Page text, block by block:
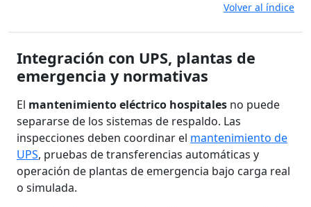
Volver al índice
Integración con UPS, plantas de
emergencia y normativas
El mantenimiento eléctrico hospitales no puede
separarse de los sistemas de respaldo. Las
inspecciones deben coordinar el mantenimiento de
UPS, pruebas de transferencias automáticas y
operación de plantas de emergencia bajo carga real
o simulada.